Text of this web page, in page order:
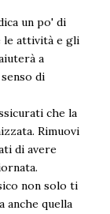
un po' di
le attività e gli
a
di
che la
Rimuovi
di avere
non solo ti
anche quella